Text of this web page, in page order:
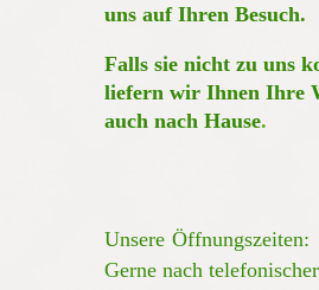
uns auf Ihren Besuch.
Falls sie nicht zu uns
liefern wir Ihnen Ihre
auch nach Hause.
Unsere Öffnungszeiten:
Gerne nach